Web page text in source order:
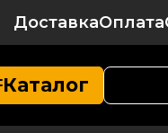
ДоставкаОплата
Каталог